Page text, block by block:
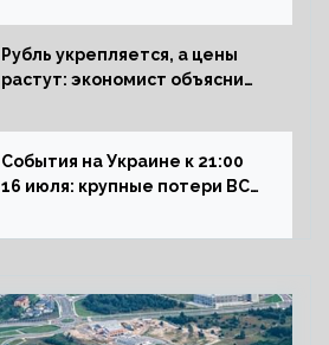
Рубль укрепляется, а цены
растут: экономист объяснил
на рынок РФ
События на Украине к 21:00
16 июля: крупные потери ВСУ
обстреливает Донбасс из